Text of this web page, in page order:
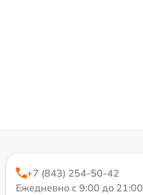
+7 (843) 254-50-42
Ежедневно с 9:00 до 21:00